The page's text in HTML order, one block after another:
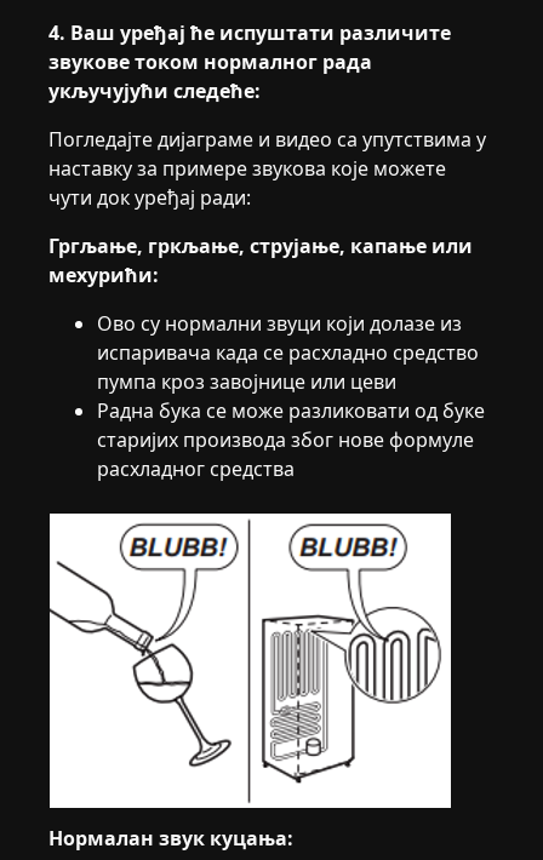
4. Ваш уређај ће испуштати различите
звукове током нормалног рада
укључујући следеће:
Погледајте дијаграме и видео са упутствима у
наставку за примере звукова које можете
чути док уређај ради:
Гргљање, гркљање, струјање, капање или
мехурићи:
Ово су нормални звуци који долазе из
испаривача када се расхладно средство
пумпа кроз завојнице или цеви
Радна бука се може разликовати од буке
старијих производа због нове формуле
расхладног средства
Нормалан звук куцања: